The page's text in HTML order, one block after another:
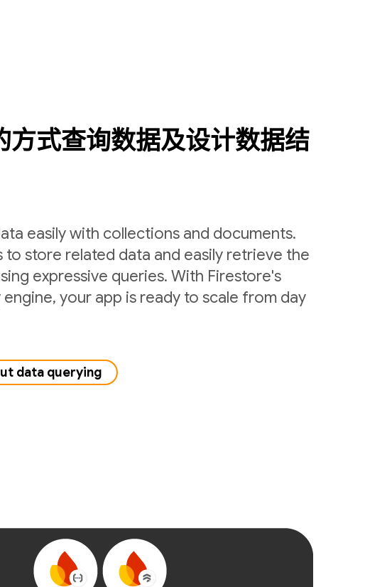
方式查询数据及设计数据结
easily with collections and documents.
to store related data and easily retrieve the
expressive queries. With Firestore's
your app is ready to scale from day
data querying